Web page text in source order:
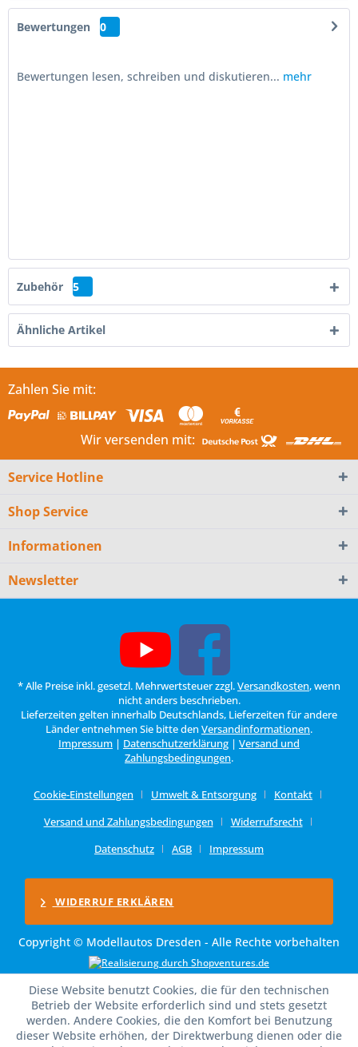
Bewertungen 0
Bewertungen lesen, schreiben und diskutieren... mehr
Zubehör 5
Ähnliche Artikel
Zahlen Sie mit:
Wir versenden mit:
Service Hotline
Shop Service
Informationen
Newsletter
* Alle Preise inkl. gesetzl. Mehrwertsteuer zzgl.Versandkosten, wenn
nicht anders beschrieben.
Lieferzeiten gelten innerhalb Deutschlands, Lieferzeiten für andere
Länder entnehmen Sie bitte den Versandinformationen.
Impressum | Datenschutzerklärung | Versand und
Zahlungsbedingungen.
Cookie-Einstellungen Umwelt & Entsorgung
Kontakt
Versand und Zahlungsbedingungen
Widerrufsrecht
Datenschutz
AGB Impressum
WIDERRUF ERKLÄREN
Copyright © Modellautos Dresden - Alle Rechte vorbehalten
Diese Website benutzt Cookies, die für den technischen
Betrieb der Website erforderlich sind und stets gesetzt
werden. Andere Cookies, die den Komfort bei Benutzung
dieser Website erhöhen, der Direktwerbung dienen oder die